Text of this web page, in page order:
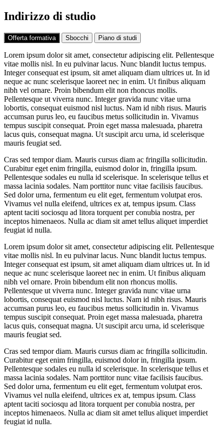
Indirizzo di studio
Offerta formativa Sbocchi Piano di studi
Lorem ipsum dolor sit amet, consectetur adipiscing elit. Pellentesque
vitae mollis nisl. In eu pulvinar lacus. Nunc blandit luctus tempus.
Integer consequat est ipsum, sit amet aliquam diam ultrices ut. In id
neque ac nunc scelerisque laoreet nec in enim. Ut finibus aliquam
nibh vel ornare. Proin bibendum elit non rhoncus mollis.
Pellentesque ut viverra nunc. Integer gravida nunc vitae urna
lobortis, consequat euismod nisl luctus. Nam id nibh risus. Mauris
accumsan purus leo, eu faucibus metus sollicitudin in. Vivamus
tempus suscipit consequat. Proin eget massa malesuada, pharetra
lacus quis, consequat magna. Ut suscipit arcu urna, id scelerisque
mauris feugiat sed.
Cras sed tempor diam. Mauris cursus diam ac fringilla sollicitudin.
Curabitur eget enim fringilla, euismod dolor in, fringilla ipsum.
Pellentesque sodales eu nulla id scelerisque. In scelerisque tellus et
massa lacinia sodales. Nam porttitor nunc vitae facilisis faucibus.
Sed dolor urna, fermentum eu elit eget, fermentum volutpat eros.
Vivamus vel nulla eleifend, ultrices ex at, tempus ipsum. Class
aptent taciti sociosqu ad litora torquent per conubia nostra, per
inceptos himenaeos. Nulla ac diam sit amet tellus aliquet imperdiet
feugiat id nulla.
Lorem ipsum dolor sit amet, consectetur adipiscing elit. Pellentesque
vitae mollis nisl. In eu pulvinar lacus. Nunc blandit luctus tempus.
Integer consequat est ipsum, sit amet aliquam diam ultrices ut. In id
neque ac nunc scelerisque laoreet nec in enim. Ut finibus aliquam
nibh vel ornare. Proin bibendum elit non rhoncus mollis.
Pellentesque ut viverra nunc. Integer gravida nunc vitae urna
lobortis, consequat euismod nisl luctus. Nam id nibh risus. Mauris
accumsan purus leo, eu faucibus metus sollicitudin in. Vivamus
tempus suscipit consequat. Proin eget massa malesuada, pharetra
lacus quis, consequat magna. Ut suscipit arcu urna, id scelerisque
mauris feugiat sed.
Cras sed tempor diam. Mauris cursus diam ac fringilla sollicitudin.
Curabitur eget enim fringilla, euismod dolor in, fringilla ipsum.
Pellentesque sodales eu nulla id scelerisque. In scelerisque tellus et
massa lacinia sodales. Nam porttitor nunc vitae facilisis faucibus.
Sed dolor urna, fermentum eu elit eget, fermentum volutpat eros.
Vivamus vel nulla eleifend, ultrices ex at, tempus ipsum. Class
aptent taciti sociosqu ad litora torquent per conubia nostra, per
inceptos himenaeos. Nulla ac diam sit amet tellus aliquet imperdiet
feugiat id nulla.